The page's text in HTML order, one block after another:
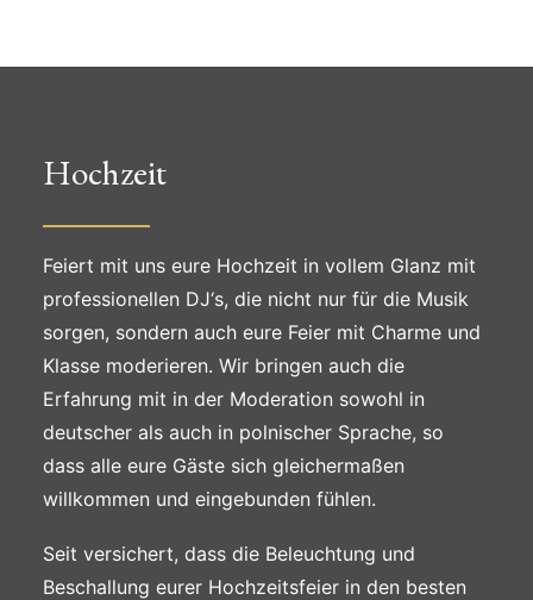
Hochzeit
Feiert mit uns eure Hochzeit in vollem Glanz mit
professionellen DJ‘s, die nicht nur für die Musik
sorgen, sondern auch eure Feier mit Charme und
Klasse moderieren. Wir bringen auch die
Erfahrung mit in der Moderation sowohl in
deutscher als auch in polnischer Sprache, so
dass alle eure Gäste sich gleichermaßen
willkommen und eingebunden fühlen.
Seit versichert, dass die Beleuchtung und
Beschallung eurer Hochzeitsfeier in den besten